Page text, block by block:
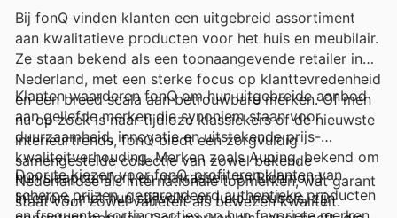
Bij fonQ vinden klanten een uitgebreid assortiment
aan kwalitatieve producten voor het huis en meubilair.
Ze staan bekend als een toonaangevende retailer in
Nederland, met een sterke focus op klanttevredenheid
en een breed scala aan betrouwbare merken. Of men
nu op zoek is naar tijdloze klassiekers of de nieuwste
interieurtrends, fonQ biedt een zorgvuldig
samengestelde collectie van zowel bekende
Nederlandse als internationale topmerken, wat garant
staat voor zowel variëteit als bewezen kwaliteit.
Klanten waarderen fonQ om hun uitgebreide aanbod
aan geliefde merken die synoniem staan voor
duurzaamheid, innovatie en uitstekende prijs-
kwaliteitverhouding. Merken zoals Auping, bekend om
hun slaapcomfort en matrassen, en Richmond
Interiors, met hun stijlvolle en luxe meubels, zijn
Door te kiezen voor fonQ, profiteren klanten van
scherpe prijzen, gegarandeerd authentieke producten